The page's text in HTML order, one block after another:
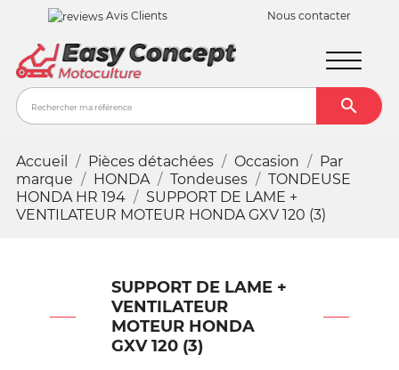
Avis Clients Nous contacter

Accueil Pièces détachées Occasion
Par
marque
HONDA Tondeuses
TONDEUSE
HONDA HR 194
SUPPORT DE LAME +
VENTILATEUR MOTEUR HONDA GXV 120 (3)
SUPPORT DE LAME +
VENTILATEUR
MOTEUR HONDA
GXV 120 (3)